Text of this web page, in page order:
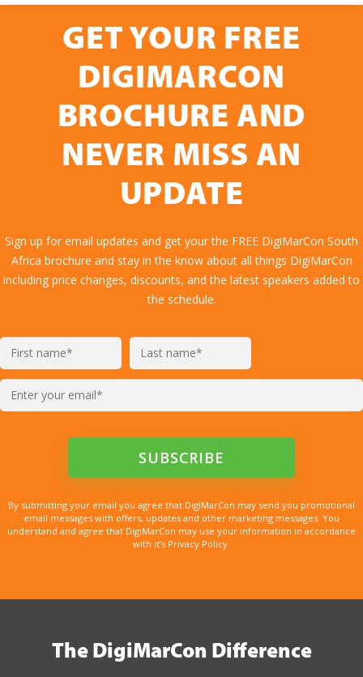
GET YOUR FREE
DIGIMARCON
BROCHURE AND
NEVER MISS AN
UPDATE
Sign up for email updates and get your the FREE DigiMarCon South
Africa brochure and stay in the know about all things DigiMarCon
including price changes, discounts, and the latest speakers added to
the schedule.
By submitting your email you agree that DigiMarCon may send you promotional
email messages with offers, updates and other marketing messages. You
understand and agree that DigiMarCon may use your information in accordance
with it’s Privacy Policy.
The DigiMarCon Difference